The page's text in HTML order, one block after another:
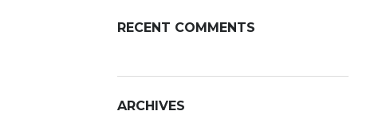
RECENT COMMENTS
ARCHIVES